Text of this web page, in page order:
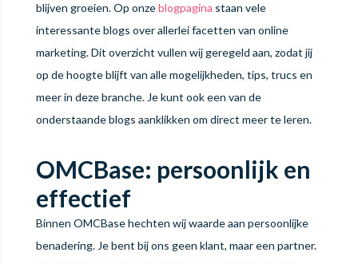
blijven groeien. Op onzeblogpagina staan vele
interessante blogs over allerlei facetten van online
marketing. Dit overzicht vullen wij geregeld aan, zodat jij
op de hoogte blijft van alle mogelijkheden, tips, trucs en
meer in deze branche. Je kunt ook een van de
onderstaande blogs aanklikken om direct meer te leren.
OMCBase: persoonlijk en
effectief
Binnen OMCBase hechten wij waarde aan persoonlijke
benadering. Je bent bij ons geen klant, maar een partner.